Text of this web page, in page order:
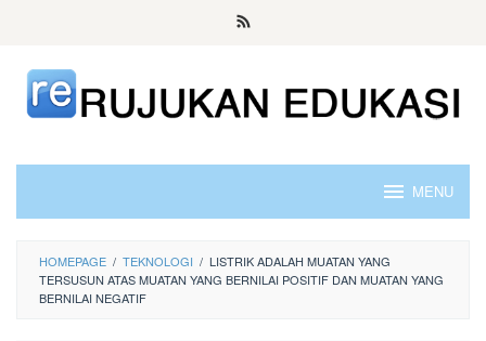
content
MENU
HOMEPAGE / TEKNOLOGI / LISTRIK ADALAH MUATAN YANG
TERSUSUN ATAS MUATAN YANG BERNILAI POSITIF DAN MUATAN YANG
BERNILAI NEGATIF